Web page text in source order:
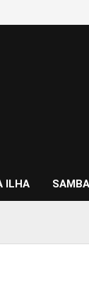
ILHA